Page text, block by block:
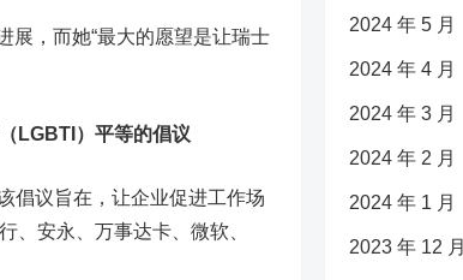
，而她“最大的愿望是让瑞士
LGBTI）平等的倡议
议旨在，让企业促进工作场
、安永、 万事达卡 微软
2024 年 5 月
2024 年 4 月
2024 年 3 月
2024 年 2 月
2024 年 1 月
2023 年 12 月